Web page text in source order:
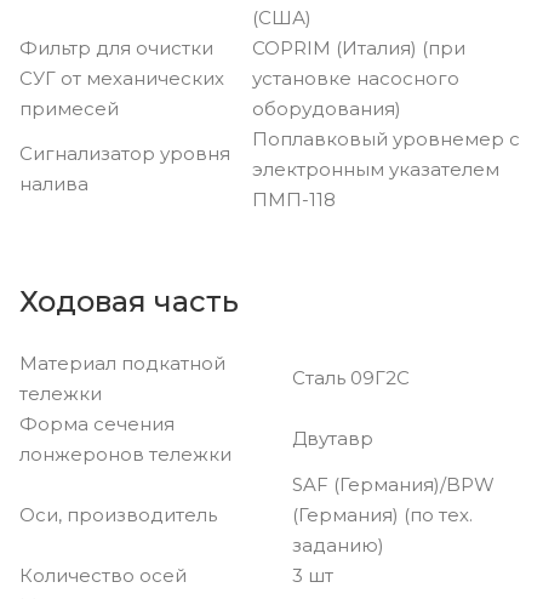
(США)
Фильтр для очистки
СУГ от механических
примесей
COPRIM (Италия) (при
установке насосного
оборудования)
Сигнализатор уровня
налива
Поплавковый уровнемер с
электронным указателем
ПМП-118
Ходовая часть
Материал подкатной
тележки
Сталь 09Г2С
Форма сечения
лонжеронов тележки
Двутавр
Оси, производитель
SAF (Германия)/BPW
(Германия) (по тех.
заданию)
Количество осей
3 шт